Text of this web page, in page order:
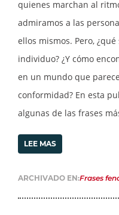
quienes marchan al
admiramos a las
ellos mismos. Pero,
individuo? ¿Y cómo
en un mundo que
conformidad? En esta
algunas de las frases
LEE MAS
ARCHIVADO EN:Frases